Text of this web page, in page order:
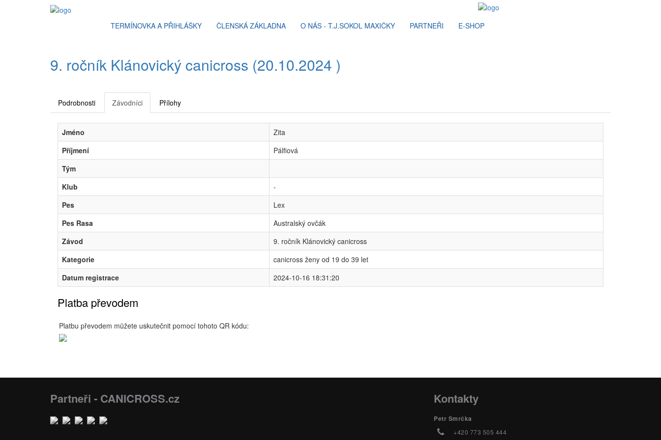
TERMÍNOVKA A PŘIHLÁŠKY ČLENSKÁ ZÁKLADNA O NÁS - T.J.SOKOL MAXIČKY PARTNEŘI E-SHOP
9. ročník Klánovický canicross (20.10.2024 )
Podrobnosti Závodníci Přílohy
Jméno
Zita
Příjmení
Pálfiová
Tým
Klub
-
Pes
Lex
Pes Rasa
Australský ovčák
Závod
9. ročník Klánovický canicross
Kategorie
canicross ženy od 19 do 39 let
Datum registrace
2024-10-16 18:31:20
Platba převodem
Platbu převodem můžete uskutečnit pomocí tohoto QR kódu:
Partneři - CANICROSS.cz Kontakty
Petr Smrčka
+420 773 505 444